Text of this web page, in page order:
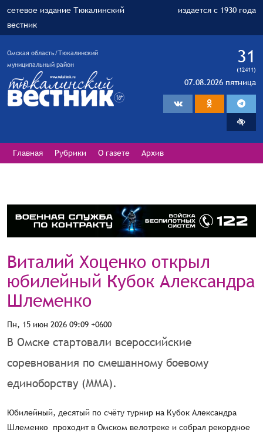
сетевое издание Тюкалинский
вестник
издается с 1930 года
Омская область/Тюкалинский
муниципальный район
31
(12411)
07.08.2026 пятница
Главная Рубрики О газете Архив
Виталий Хоценко открыл
юбилейный Кубок Александра
Шлеменко
Пн, 15 июн 2026 09:09 +0600
В Омске стартовали всероссийские
соревнования по смешанному боевому
единоборству (ММА).
Юбилейный, десятый по счёту турнир на Кубок Александра
Шлеменко проходит в Омском велотреке и собрал рекордное